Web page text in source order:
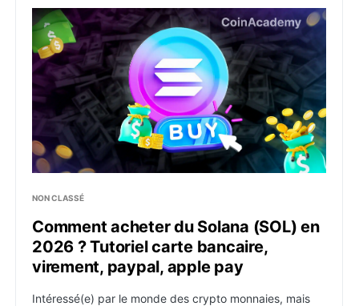
Comment acheter du Solana (SOL) en 2026 ?
NON CLASSÉ
Comment acheter du Solana (SOL) en
2026 ? Tutoriel carte bancaire,
virement, paypal, apple pay
Intéressé(e) par le monde des crypto monnaies, mais